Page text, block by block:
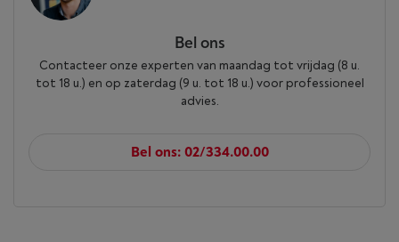
Bel ons
Contacteer onze experten van maandag tot vrijdag (8 u.
tot 18 u.) en op zaterdag (9 u. tot 18 u.) voor professioneel
advies.
Bel ons: 02/334.00.00